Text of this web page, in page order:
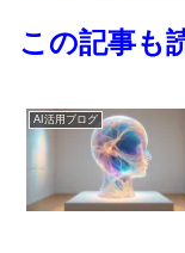
この記事も
AI活用ブログ